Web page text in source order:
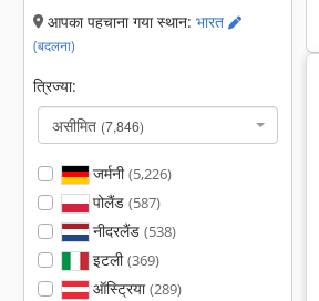
आपका पहचाना गया स्थान: भारत
(बदलना)
त्रिज्या:
असीमित (7,846)
जर्मनी(5,226)
पोलैंड (587)
नीदरलैंड (538)
इटली(369)
ऑस्ट्रिया(289)
रूफ कटर धागा कटर मित्तर कटर